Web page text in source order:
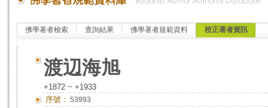
佛學著者檢索 查詢結果 佛學著者規範資料 校正著者資訊
渡辺海旭
+1872 ~ +1933
序號： 53993